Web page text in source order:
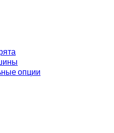
опции